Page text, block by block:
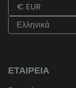
€ EUR
Ελληνικά
ΕΤΑΙΡΕΊΑ